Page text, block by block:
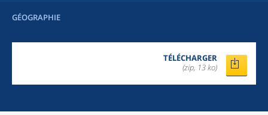
GÉOGRAPHIE
TÉLÉCHARGER
(zip, 13 ko)